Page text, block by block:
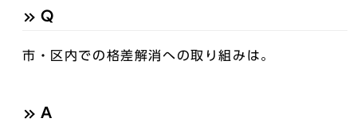
Q
市・区内での格差解消への取り組みは。
A